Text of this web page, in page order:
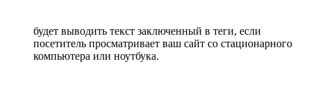
будет выводить текст заключенный в теги, если
посетитель просматривает ваш сайт со стационарного
компьютера или ноутбука.